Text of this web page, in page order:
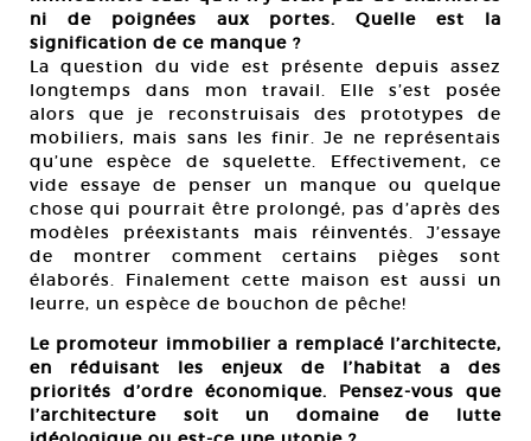
ni de poignées aux portes. Quelle est la
signification de ce manque ?
La question du vide est présente depuis assez
longtemps dans mon travail. Elle s’est posée
alors que je reconstruisais des prototypes de
mobiliers, mais sans les finir. Je ne représentais
qu’une espèce de squelette. Effectivement, ce
vide essaye de penser un manque ou quelque
chose qui pourrait être prolongé, pas d’après des
modèles préexistants mais réinventés. J’essaye
de montrer comment certains pièges sont
élaborés. Finalement cette maison est aussi un
leurre, un espèce de bouchon de pêche!
Le promoteur immobilier a remplacé l’architecte,
en réduisant les enjeux de l’habitat a des
priorités d’ordre économique. Pensez-vous que
l’architecture soit un domaine de lutte